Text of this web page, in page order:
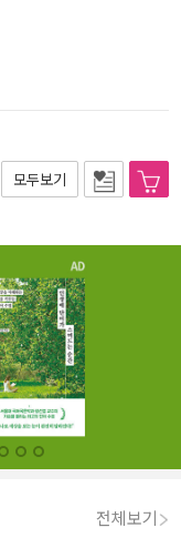
모두보기
전체보기